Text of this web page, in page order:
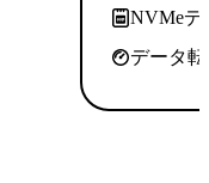
NVMeデ
データ